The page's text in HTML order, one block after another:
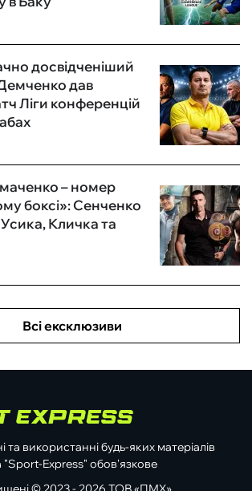
досвідченіший
дав
Ліги конференцій
– номер
боксі»: Сенченко
Кличка та
Всі ексклюзиви
та використанні будь-яких матеріалів
Express" обов'язкове